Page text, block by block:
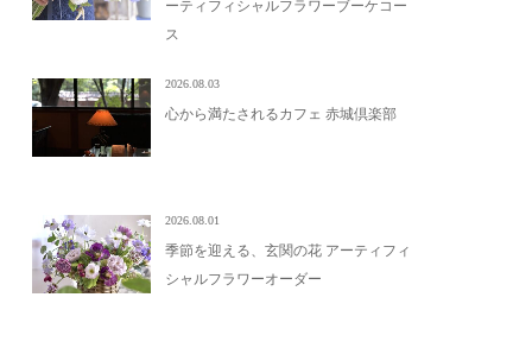
ーティフィシャルフラワーブーケコー
ス
2026.08.03
心から満たされるカフェ 赤城倶楽部
2026.08.01
季節を迎える、玄関の花 アーティフィ
シャルフラワーオーダー